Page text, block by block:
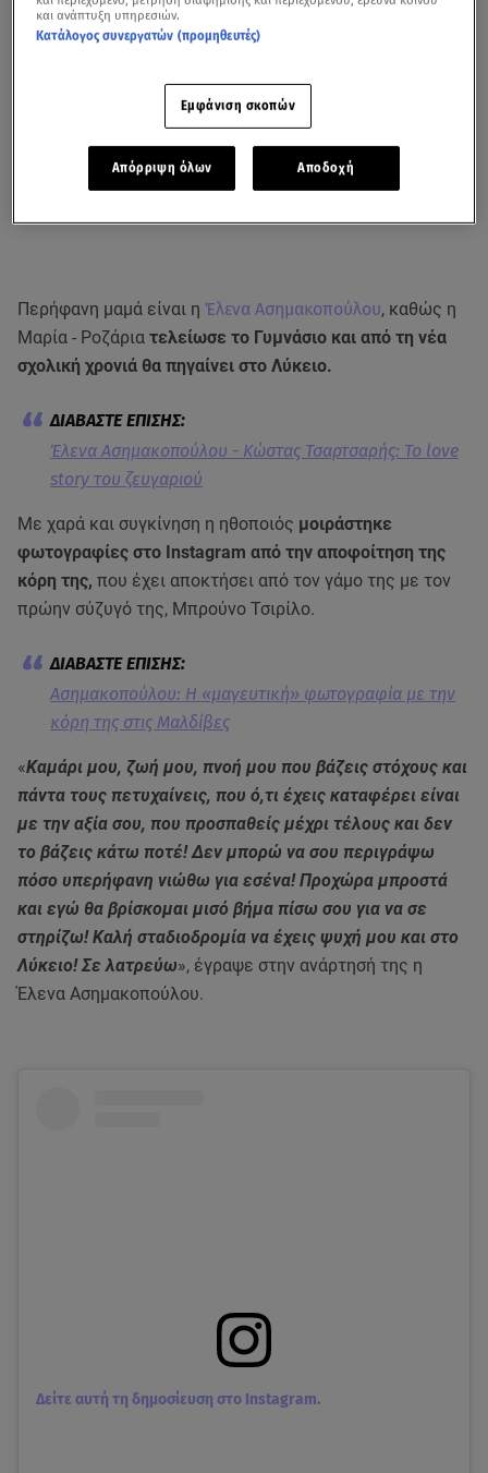
Περήφανη μαμά είναι η Έλενα Ασημακοπούλου, καθώς η
Μαρία - Ροζάρια τελείωσε το Γυμνάσιο και από τη νέα
σχολική χρονιά θα πηγαίνει στο Λύκειο.
Έλενα Ασημακοπούλου - Κώστας Τσαρτσαρής: Το love
story του ζευγαριού
Με χαρά και συγκίνηση η ηθοποιός μοιράστηκε
φωτογραφίες στο Instagram από την αποφοίτηση της
κόρη της, που έχει αποκτήσει από τον γάμο της με τον
πρώην σύζυγό της, Μπρούνο Τσιρίλο.
Aσημακοπούλου: H «μαγευτική» φωτογραφία με την
κόρη της στις Μαλδίβες
«Καμάρι μου, ζωή μου, πνοή μου που βάζεις στόχους και
πάντα τους πετυχαίνεις, που ό,τι έχεις καταφέρει είναι
με την αξία σου, που προσπαθείς μέχρι τέλους και δεν
το βάζεις κάτω ποτέ! Δεν μπορώ να σου περιγράψω
πόσο υπερήφανη νιώθω για εσένα! Προχώρα μπροστά
και εγώ θα βρίσκομαι μισό βήμα πίσω σου για να σε
στηρίζω! Καλή σταδιοδρομία να έχεις ψυχή μου και στο
Λύκειο! Σε λατρεύω», έγραψε στην ανάρτησή της η
Έλενα Ασημακοπούλου.
Δείτε αυτή τη δημοσίευση στο Instagram.
και ανάπτυξη υπηρεσιών.
Κατάλογος συνεργατών (προμηθευτές)
Εμφάνιση σκοπών
Απόρριψη όλων Αποδοχή